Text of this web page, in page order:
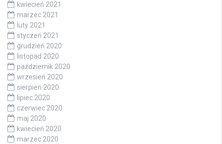
kwiecień 2021
marzec 2021
luty 2021
styczeń 2021
grudzień 2020
listopad 2020
październik 2020
wrzesień 2020
sierpień 2020
lipiec 2020
czerwiec 2020
maj 2020
kwiecień 2020
marzec 2020